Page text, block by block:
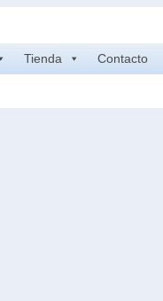
Tienda Contacto